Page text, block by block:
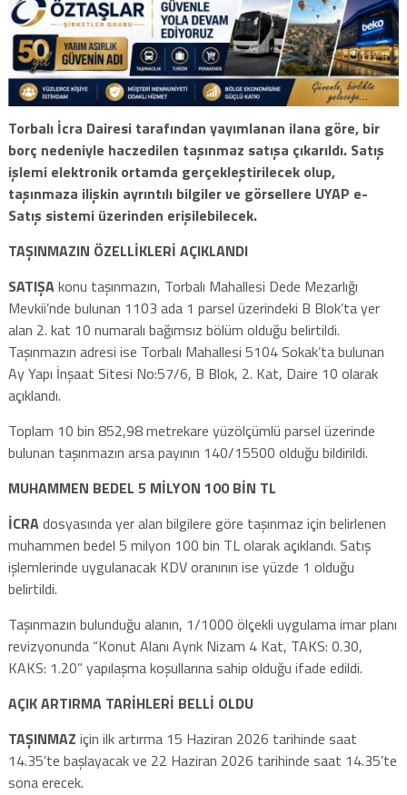
Torbalı İcra Dairesi tarafından yayımlanan ilana göre, bir
borç nedeniyle haczedilen taşınmaz satışa çıkarıldı. Satış
işlemi elektronik ortamda gerçekleştirilecek olup,
taşınmaza ilişkin ayrıntılı bilgiler ve görsellere UYAP e-
Satış sistemi üzerinden erişilebilecek.
TAŞINMAZIN ÖZELLİKLERİ AÇIKLANDI
SATIŞAkonu taşınmazın, Torbalı Mahallesi Dede Mezarlığı
Mevkii’nde bulunan 1103 ada 1 parsel üzerindeki B Blok’ta yer
alan 2. kat 10 numaralı bağımsız bölüm olduğu belirtildi.
Taşınmazın adresi ise Torbalı Mahallesi 5104 Sokak’ta bulunan
Ay Yapı İnşaat Sitesi No:57/6, B Blok, 2. Kat, Daire 10 olarak
açıklandı.
Toplam 10 bin 852,98 metrekare yüzölçümlü parsel üzerinde
bulunan taşınmazın arsa payının 140/15500 olduğu bildirildi.
MUHAMMEN BEDEL 5 MİLYON 100 BİN TL
İCRAdosyasında yer alan bilgilere göre taşınmaz için belirlenen
muhammen bedel 5 milyon 100 bin TL olarak açıklandı. Satış
işlemlerinde uygulanacak KDV oranının ise yüzde 1 olduğu
belirtildi.
Taşınmazın bulunduğu alanın, 1/1000 ölçekli uygulama imar planı
revizyonunda “Konut Alanı Ayrık Nizam 4 Kat, TAKS: 0.30,
KAKS: 1.20” yapılaşma koşullarına sahip olduğu ifade edildi.
AÇIK ARTIRMA TARİHLERİ BELLİ OLDU
TAŞINMAZ için ilk artırma 15 Haziran 2026 tarihinde saat
14.35’te başlayacak ve 22 Haziran 2026 tarihinde saat 14.35’te
sona erecek.